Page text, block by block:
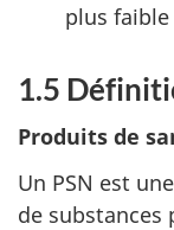
plus
1.5
Produits de
Un PSN est
de substances